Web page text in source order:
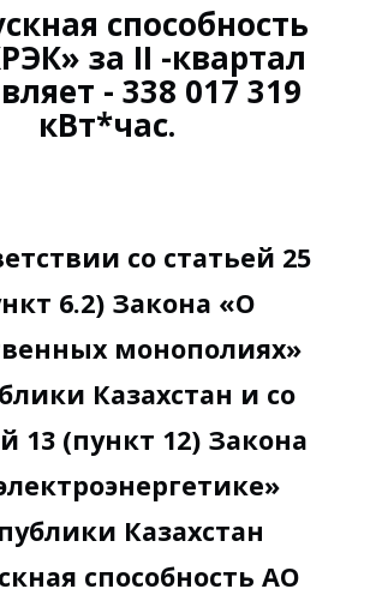
способность
за II -квартал
- 338 017 319
кВт*час.
со статьей 25
6.2) Закона «О
монополиях»
Казахстан и со
13 (пункт 12) Закона
Казахстан
способность АО